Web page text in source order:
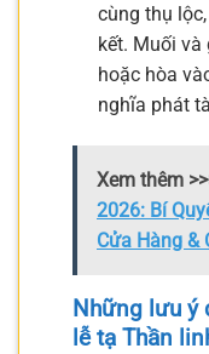
cùng thụ
kết. Muối và
hoặc hòa
nghĩa phát
Xem thêm
2026: Bí
Cửa Hàng &
Những lưu ý
lễ tạ Thần